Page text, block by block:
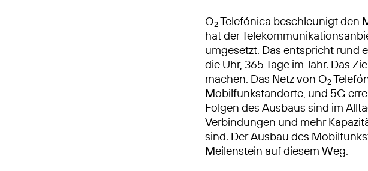
O2Telefónica beschleunigt den
hat der
umgesetzt. Das entspricht rund
die Uhr, 365 Tage im Jahr. Das
machen. Das Netz von O2
Mobilfunkstandorte, und 5G
Folgen des Ausbaus sind im
Verbindungen und mehr
sind. Der Ausbau des
Meilenstein auf diesem Weg.